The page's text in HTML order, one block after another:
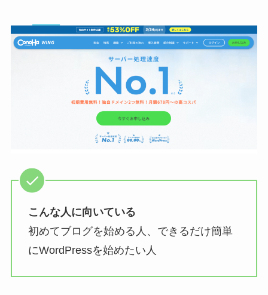
こんな人に向いている
初めてブログを始める人、できるだけ簡単
にWordPressを始めたい人